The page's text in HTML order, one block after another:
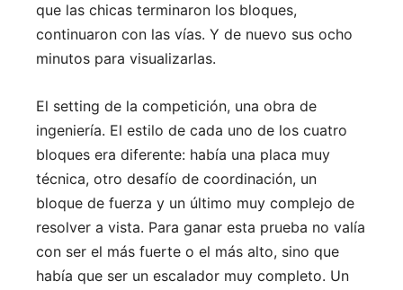
que las chicas terminaron los bloques,
continuaron con las vías. Y de nuevo sus ocho
minutos para visualizarlas.
El setting de la competición, una obra de
ingeniería. El estilo de cada uno de los cuatro
bloques era diferente: había una placa muy
técnica, otro desafío de coordinación, un
bloque de fuerza y un último muy complejo de
resolver a vista. Para ganar esta prueba no valía
con ser el más fuerte o el más alto, sino que
había que ser un escalador muy completo. Un